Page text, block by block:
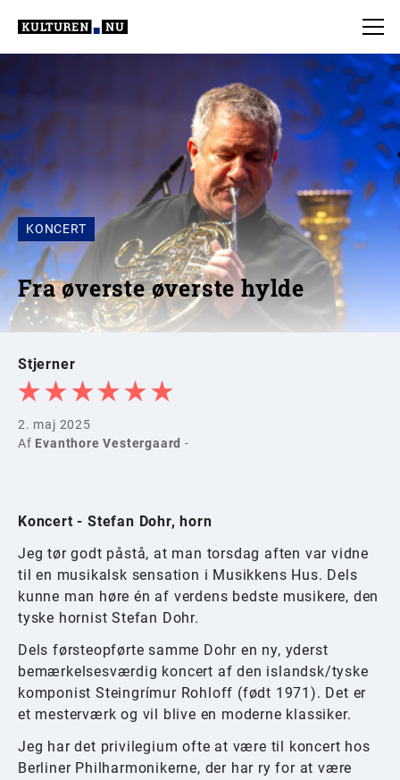
KONCERT
Fra øverste øverste hylde
Stjerner
2. maj 2025
Af Evanthore Vestergaard -
Koncert - Stefan Dohr, horn
Jeg tør godt påstå, at man torsdag aften var vidne
til en musikalsk sensation i Musikkens Hus. Dels
kunne man høre én af verdens bedste musikere, den
tyske hornist Stefan Dohr.
Dels førsteopførte samme Dohr en ny, yderst
bemærkelsesværdig koncert af den islandsk/tyske
komponist Steingrímur Rohloff (født 1971). Det er
et mesterværk og vil blive en moderne klassiker.
Jeg har det privilegium ofte at være til koncert hos
Berliner Philharmonikerne, der har ry for at være